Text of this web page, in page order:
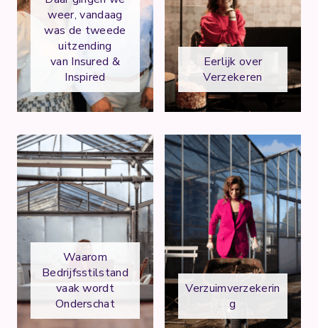
weer, vandaag
was de tweede
uitzending
van Insured &
Inspired
Eerlijk over
Verzekeren
Waarom
Bedrijfsstilstand
vaak wordt
Onderschat
Verzuimverzekerin
g